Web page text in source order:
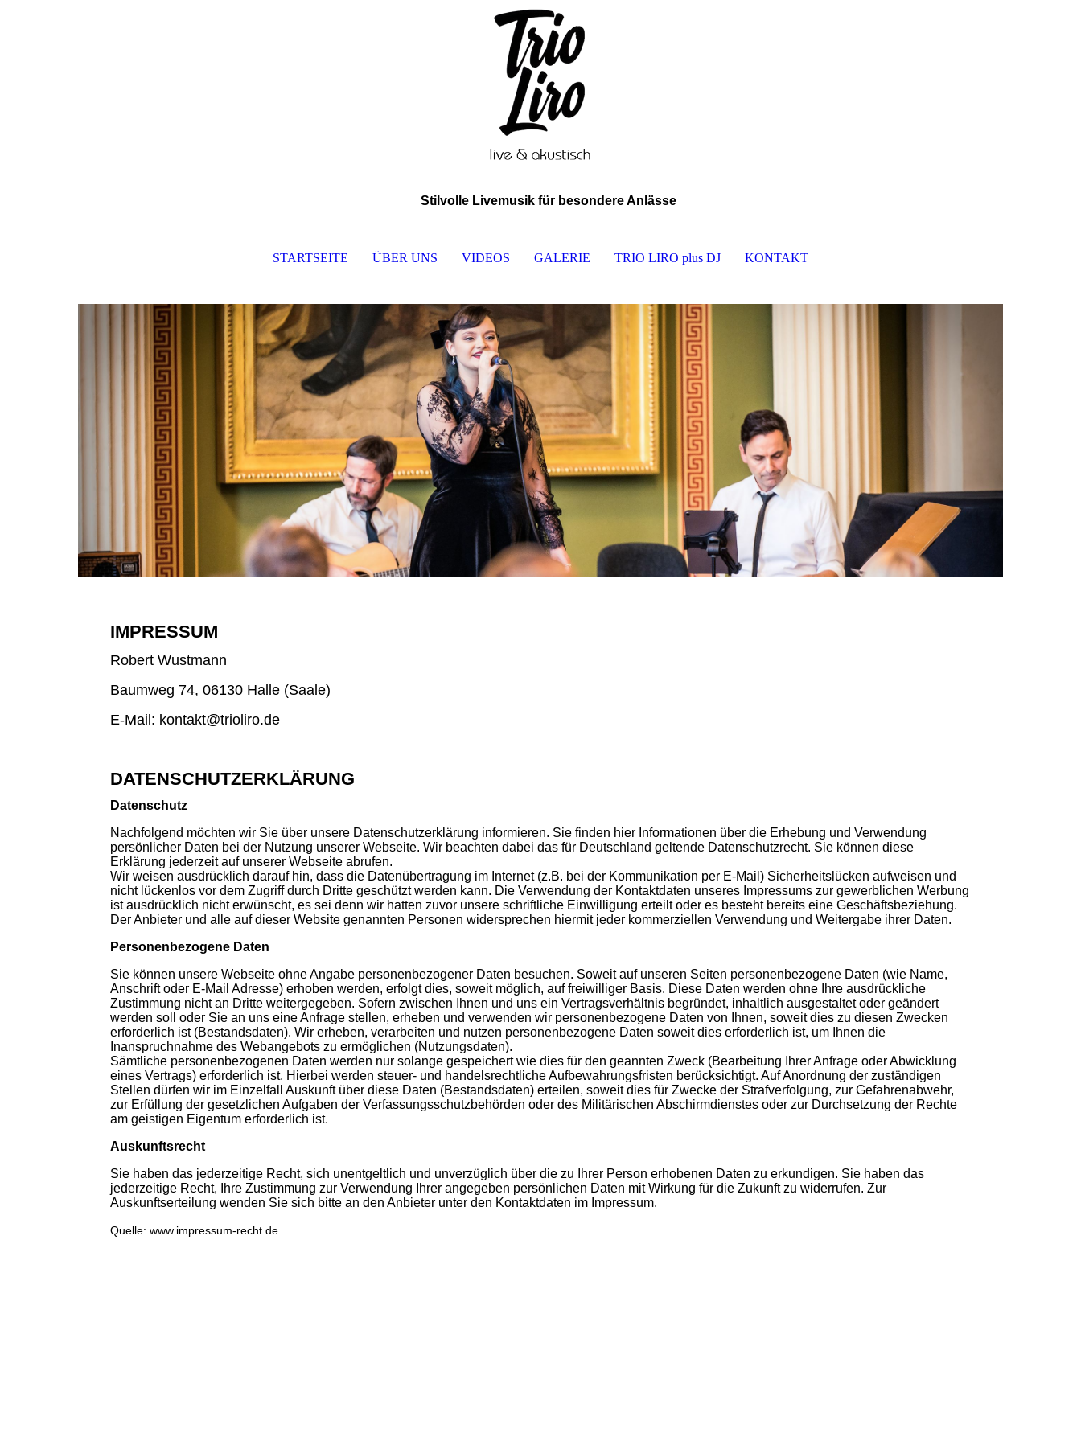
Stilvolle Livemusik für besondere Anlässe
STARTSEITE ÜBER UNS VIDEOS GALERIE TRIO LIRO plus DJ KONTAKT
IMPRESSUM
Robert Wustmann
Baumweg 74, 06130 Halle (Saale)
E-Mail: kontakt@trioliro.de
DATENSCHUTZERKLÄRUNG
Datenschutz
Nachfolgend möchten wir Sie über unsere Datenschutzerklärung informieren. Sie finden hier Informationen über die Erhebung und Verwendung
persönlicher Daten bei der Nutzung unserer Webseite. Wir beachten dabei das für Deutschland geltende Datenschutzrecht. Sie können diese
Erklärung jederzeit auf unserer Webseite abrufen.
Wir weisen ausdrücklich darauf hin, dass die Datenübertragung im Internet (z.B. bei der Kommunikation per E-Mail) Sicherheitslücken aufweisen und
nicht lückenlos vor dem Zugriff durch Dritte geschützt werden kann. Die Verwendung der Kontaktdaten unseres Impressums zur gewerblichen Werbung
ist ausdrücklich nicht erwünscht, es sei denn wir hatten zuvor unsere schriftliche Einwilligung erteilt oder es besteht bereits eine Geschäftsbeziehung.
Der Anbieter und alle auf dieser Website genannten Personen widersprechen hiermit jeder kommerziellen Verwendung und Weitergabe ihrer Daten.
Personenbezogene Daten
Sie können unsere Webseite ohne Angabe personenbezogener Daten besuchen. Soweit auf unseren Seiten personenbezogene Daten (wie Name,
Anschrift oder E-Mail Adresse) erhoben werden, erfolgt dies, soweit möglich, auf freiwilliger Basis. Diese Daten werden ohne Ihre ausdrückliche
Zustimmung nicht an Dritte weitergegeben. Sofern zwischen Ihnen und uns ein Vertragsverhältnis begründet, inhaltlich ausgestaltet oder geändert
werden soll oder Sie an uns eine Anfrage stellen, erheben und verwenden wir personenbezogene Daten von Ihnen, soweit dies zu diesen Zwecken
erforderlich ist (Bestandsdaten). Wir erheben, verarbeiten und nutzen personenbezogene Daten soweit dies erforderlich ist, um Ihnen die
Inanspruchnahme des Webangebots zu ermöglichen (Nutzungsdaten).
Sämtliche personenbezogenen Daten werden nur solange gespeichert wie dies für den geannten Zweck (Bearbeitung Ihrer Anfrage oder Abwicklung
eines Vertrags) erforderlich ist. Hierbei werden steuer- und handelsrechtliche Aufbewahrungsfristen berücksichtigt. Auf Anordnung der zuständigen
Stellen dürfen wir im Einzelfall Auskunft über diese Daten (Bestandsdaten) erteilen, soweit dies für Zwecke der Strafverfolgung, zur Gefahrenabwehr,
zur Erfüllung der gesetzlichen Aufgaben der Verfassungsschutzbehörden oder des Militärischen Abschirmdienstes oder zur Durchsetzung der Rechte
am geistigen Eigentum erforderlich ist.
Auskunftsrecht
Sie haben das jederzeitige Recht, sich unentgeltlich und unverzüglich über die zu Ihrer Person erhobenen Daten zu erkundigen. Sie haben das
jederzeitige Recht, Ihre Zustimmung zur Verwendung Ihrer angegeben persönlichen Daten mit Wirkung für die Zukunft zu widerrufen. Zur
Auskunftserteilung wenden Sie sich bitte an den Anbieter unter den Kontaktdaten im Impressum.
Quelle: www.impressum-recht.de